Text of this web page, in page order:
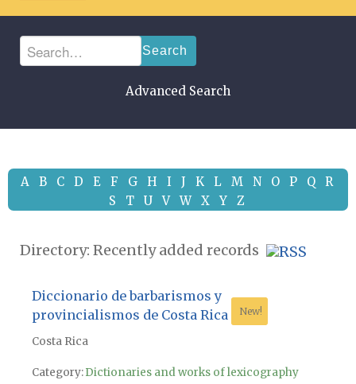
Search
Advanced Search
A B C D E F G H I J K L M N O P Q
R
S
T U V W X Y Z
Directory: Recently added records
Diccionario de barbarismos y
provincialismos de Costa Rica
New!
Costa Rica
Category:Dictionaries and works of lexicography